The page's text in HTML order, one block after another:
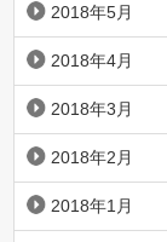
2018年5月
2018年4月
2018年3月
2018年2月
2018年1月